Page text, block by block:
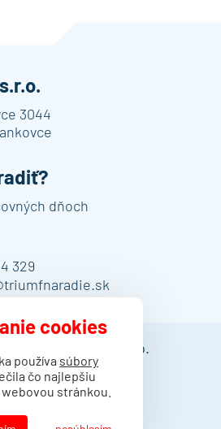
3044
dňoch
329
DAMO Slovakia s.r.o.
podmienky
podmienky
osobných údajov
cookies
používa súbory
čo najlepšiu
stránkou.